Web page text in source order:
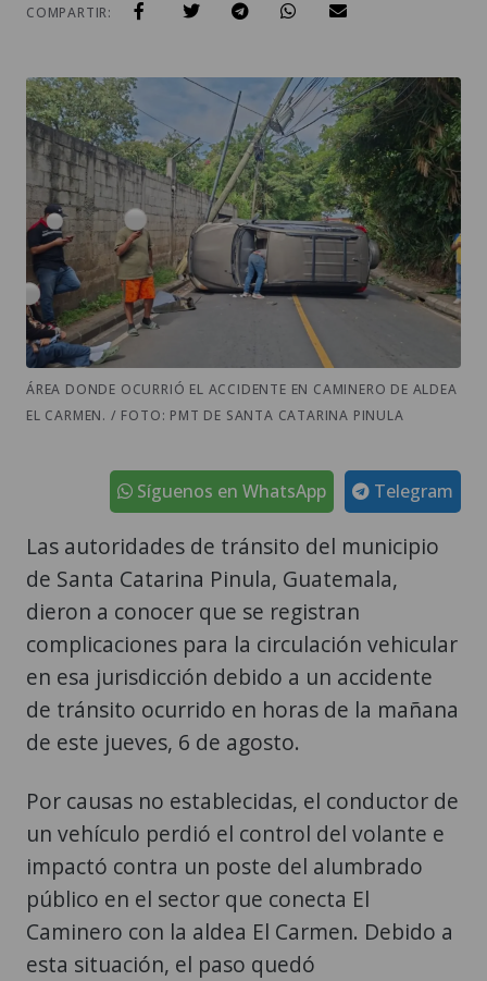
COMPARTIR:
ÁREA DONDE OCURRIÓ EL ACCIDENTE EN CAMINERO DE ALDEA
EL CARMEN. / FOTO: PMT DE SANTA CATARINA PINULA
Telegram
Síguenos en WhatsApp
Las autoridades de tránsito del municipio
de Santa Catarina Pinula, Guatemala,
dieron a conocer que se registran
complicaciones para la circulación vehicular
en esa jurisdicción debido a un accidente
de tránsito ocurrido en horas de la mañana
de este jueves, 6 de agosto.
Por causas no establecidas, el conductor de
un vehículo perdió el control del volante e
impactó contra un poste del alumbrado
público en el sector que conecta El
Caminero con la aldea El Carmen. Debido a
esta situación, el paso quedó